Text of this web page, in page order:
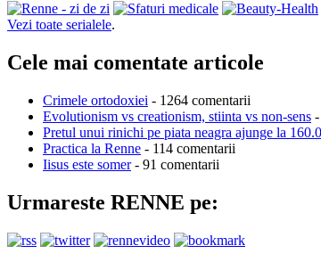
Vezi toate serialele.
Cele mai comentate articole
Crimele ortodoxiei - 1264 comentarii
Evolutionism vs creationism, stiinta vs non-sens
Pretul unui rinichi pe piata neagra ajunge la
Practica la Renne - 114 comentarii
Iisus este somer- 91 comentarii
Urmareste RENNE pe: